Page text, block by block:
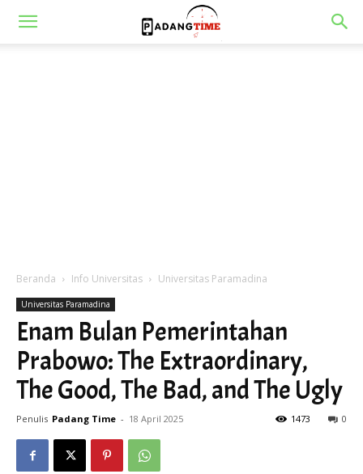
Beranda Info Universitas Universitas Paramadina
Universitas Paramadina
Enam Bulan Pemerintahan
Prabowo: The Extraordinary,
The Good, The Bad, and The Ugly
Penulis Padang Time - 18 April 2025 0
1473